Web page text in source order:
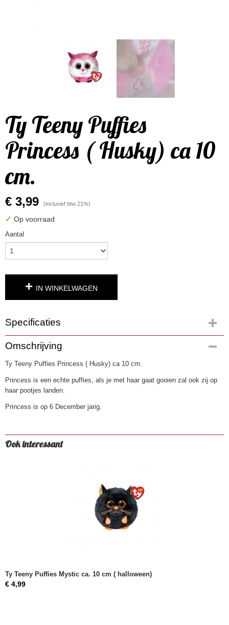
Ty Teeny Puffies
Princess ( Husky) ca 10
cm.
€ 3,99 (inclusief btw 21%)
✓ Op voorraad
Aantal
IN WINKELWAGEN
Specificaties
Productcode
3186-23
EAN code
Omschrijving
Ty Teeny Puffies Princess ( Husky) ca 10 cm.
Princess is een echte puffies, als je met haar gaat gooien zal ook zij op
haar pootjes landen.
Princess is op 6 December jarig.
Ook interessant
Ty Teeny Puffies Mystic ca. 10 cm ( halloween)
€ 4,99